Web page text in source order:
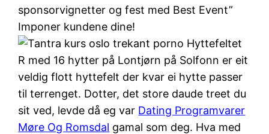
sponsorvignetter og fest med Best Event”
Imponer kundene dine!
Hyttefeltet
R med 16 hytter på Lontjørn på Solfonn er eit
veldig flott hyttefelt der kvar ei hytte passer
til terrenget. Dotter, det store daude treet du
sit ved, levde då eg var Dating Programvarer
Møre Og Romsdal gamal som deg. Hva med